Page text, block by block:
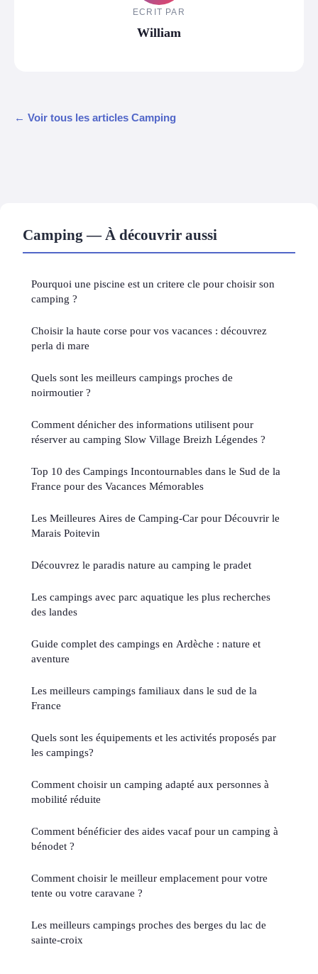
ECRIT PAR
William
← Voir tous les articles Camping
Camping — À découvrir aussi
Pourquoi une piscine est un critere cle pour choisir son
camping ?
Choisir la haute corse pour vos vacances : découvrez
perla di mare
Quels sont les meilleurs campings proches de
noirmoutier ?
Comment dénicher des informations utilisent pour
réserver au camping Slow Village Breizh Légendes ?
Top 10 des Campings Incontournables dans le Sud de la
France pour des Vacances Mémorables
Les Meilleures Aires de Camping-Car pour Découvrir le
Marais Poitevin
Découvrez le paradis nature au camping le pradet
Les campings avec parc aquatique les plus recherches
des landes
Guide complet des campings en Ardèche : nature et
aventure
Les meilleurs campings familiaux dans le sud de la
France
Quels sont les équipements et les activités proposés par
les campings?
Comment choisir un camping adapté aux personnes à
mobilité réduite
Comment bénéficier des aides vacaf pour un camping à
bénodet ?
Comment choisir le meilleur emplacement pour votre
tente ou votre caravane ?
Les meilleurs campings proches des berges du lac de
sainte-croix